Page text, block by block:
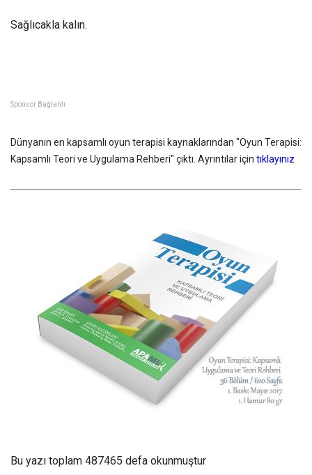
Sağlıcakla kalın.
Sponsor Bağlantı
Dünyanın en kapsamlı oyun terapisi kaynaklarından "Oyun Terapisi:
Kapsamlı Teori ve Uygulama Rehberi" çıktı. Ayrıntılar için tıklayınız
Bu yazı toplam 487465 defa okunmuştur